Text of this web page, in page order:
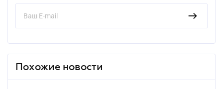
Похожие новости